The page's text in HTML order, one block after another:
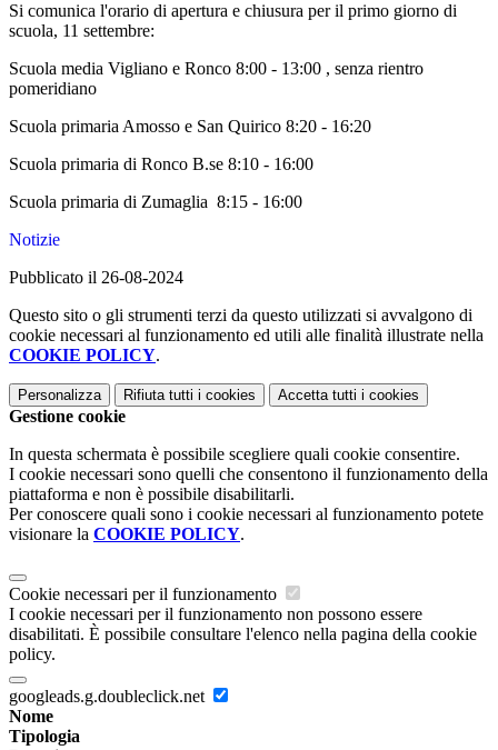
Si comunica l'orario di apertura e chiusura per il primo giorno di
scuola, 11 settembre:
Scuola media Vigliano e Ronco 8:00 - 13:00 , senza rientro
pomeridiano
Scuola primaria Amosso e San Quirico 8:20 - 16:20
Scuola primaria di Ronco B.se 8:10 - 16:00
Scuola primaria di Zumaglia 8:15 - 16:00
Notizie
Pubblicato il 26-08-2024
Questo sito o gli strumenti terzi da questo utilizzati si avvalgono di
cookie necessari al funzionamento ed utili alle finalità illustrate nella
COOKIE POLICY.
Personalizza Rifiuta tutti i cookies Accetta tutti i cookies
Gestione cookie
In questa schermata è possibile scegliere quali cookie consentire.
I cookie necessari sono quelli che consentono il funzionamento della
piattaforma e non è possibile disabilitarli.
Per conoscere quali sono i cookie necessari al funzionamento potete
visionare la COOKIE POLICY.
Cookie necessari per il funzionamento
I cookie necessari per il funzionamento non possono essere
disabilitati. È possibile consultare l'elenco nella pagina della cookie
policy.
googleads.g.doubleclick.net
Nome
Tipologia